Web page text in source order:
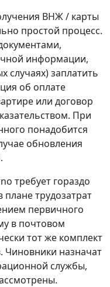
ВНЖ / карты
простой процесс.
информации,
случаях) заплатить
об оплате
или договор
При
понадобится
обновления
требует гораздо
трудозатрат
первичного
в почтовом
тот же комплект
Чиновники назначат
службы,